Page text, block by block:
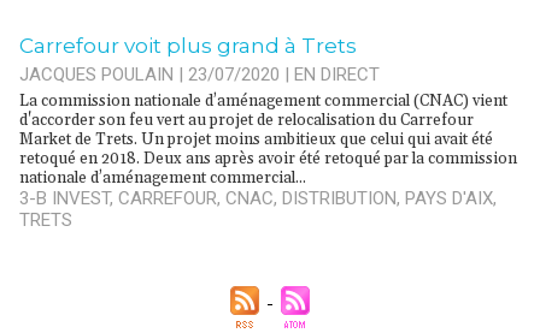
Carrefour voit plus grand à Trets
JACQUES POULAIN | 23/07/2020 | EN DIRECT
La commission nationale d’aménagement commercial (CNAC) vient
d'accorder son feu vert au projet de relocalisation du Carrefour
Market de Trets. Un projet moins ambitieux que celui qui avait été
retoqué en 2018. Deux ans après avoir été retoqué par la commission
nationale d’aménagement commercial...
3-B INVEST, CARREFOUR, CNAC, DISTRIBUTION, PAYS D'AIX,
TRETS